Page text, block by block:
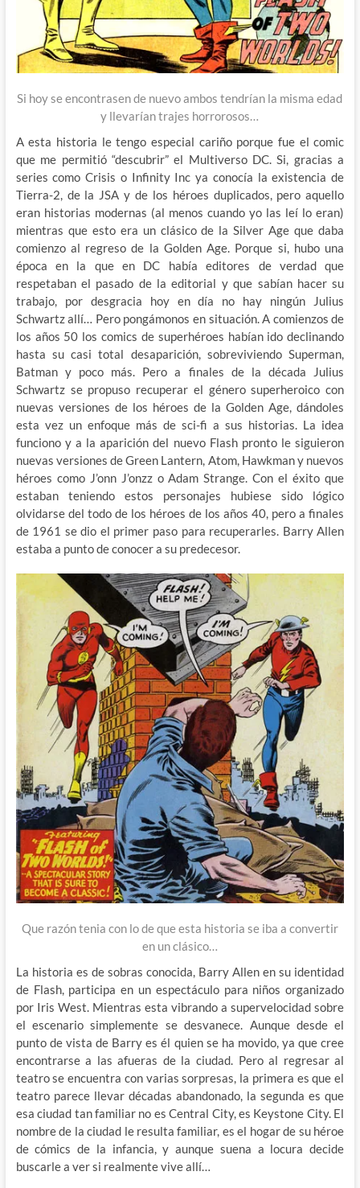
Si hoy se encontrasen de nuevo ambos tendrían la misma edad
y llevarían trajes horrorosos…
A esta historia le tengo especial cariño porque fue el comic
que me permitió “descubrir” el Multiverso DC. Si, gracias a
series como Crisis o Infinity Inc ya conocía la existencia de
Tierra-2, de la JSA y de los héroes duplicados, pero aquello
eran historias modernas (al menos cuando yo las leí lo eran)
mientras que esto era un clásico de la Silver Age que daba
comienzo al regreso de la Golden Age. Porque si, hubo una
época en la que en DC había editores de verdad que
respetaban el pasado de la editorial y que sabían hacer su
trabajo, por desgracia hoy en día no hay ningún Julius
Schwartz allí… Pero pongámonos en situación. A comienzos de
los años 50 los comics de superhéroes habían ido declinando
hasta su casi total desaparición, sobreviviendo Superman,
Batman y poco más. Pero a finales de la década Julius
Schwartz se propuso recuperar el género superheroico con
nuevas versiones de los héroes de la Golden Age, dándoles
esta vez un enfoque más de sci-fi a sus historias. La idea
funciono y a la aparición del nuevo Flash pronto le siguieron
nuevas versiones de Green Lantern, Atom, Hawkman y nuevos
héroes como J’onn J’onzz o Adam Strange. Con el éxito que
estaban teniendo estos personajes hubiese sido lógico
olvidarse del todo de los héroes de los años 40, pero a finales
de 1961 se dio el primer paso para recuperarles. Barry Allen
estaba a punto de conocer a su predecesor.
Que razón tenia con lo de que esta historia se iba a convertir
en un clásico…
La historia es de sobras conocida, Barry Allen en su identidad
de Flash, participa en un espectáculo para niños organizado
por Iris West. Mientras esta vibrando a supervelocidad sobre
el escenario simplemente se desvanece. Aunque desde el
punto de vista de Barry es él quien se ha movido, ya que cree
encontrarse a las afueras de la ciudad. Pero al regresar al
teatro se encuentra con varias sorpresas, la primera es que el
teatro parece llevar décadas abandonado, la segunda es que
esa ciudad tan familiar no es Central City, es Keystone City. El
nombre de la ciudad le resulta familiar, es el hogar de su héroe
de cómics de la infancia, y aunque suena a locura decide
buscarle a ver si realmente vive allí…